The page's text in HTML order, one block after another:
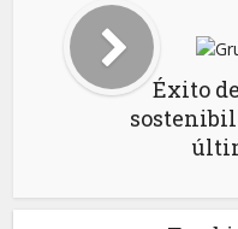
Éxito